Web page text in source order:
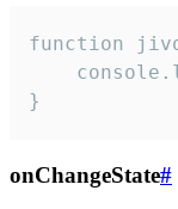
function
}
onChangeState#